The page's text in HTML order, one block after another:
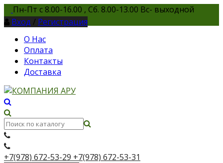
Пн-Пт с 8.00-16.00 , Сб. 8.00-13.00 Вс- выходной
Вход / Регистрация
О Нас
Оплата
Контакты
Доставка
+7(978) 672-53-29 +7(978) 672-53-31